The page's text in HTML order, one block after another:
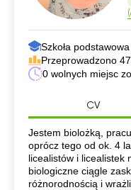
Szkoła
Przeprowadzono
0 wolnych miejsc
CV
CV
Jestem biolożką,
oprócz tego od ok. 4
licealistów i licealistek
biologiczne ciągle
różnorodnością i